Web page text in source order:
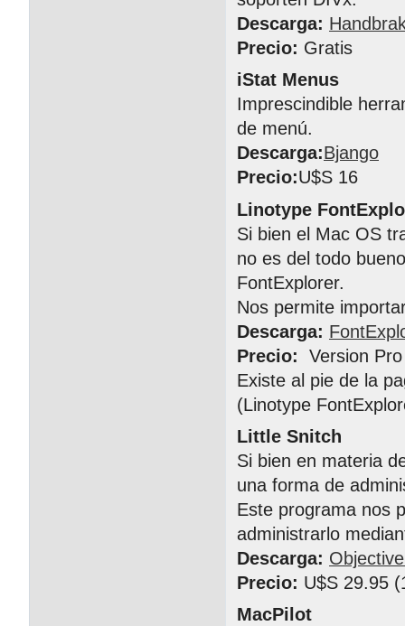
Descarga:
Precio: Gratis
iStat Menus
Imprescindible
de menú.
Descarga:Bjango
Precio:U$S 16
Linotype
Si bien el Mac OS
no es del todo
FontExplorer.
Nos permite
Descarga:
Precio: Version
Existe al pie de la
(Linotype
Little Snitch
Si bien en materia
una forma de
Este programa nos
administrarlo
Descarga:
Precio: U$S 29.95
MacPilot